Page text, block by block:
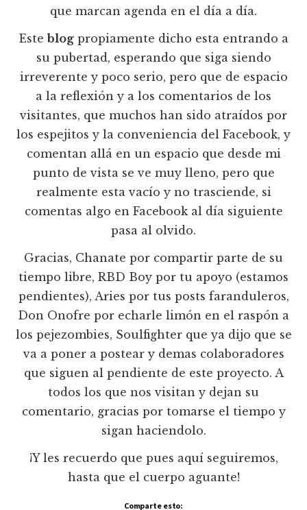
que marcan agenda en el día a día.
Esteblogpropiamente dicho esta entrando a
su pubertad, esperando que siga siendo
irreverente y poco serio, pero que de espacio
a la reflexión y a los comentarios de los
visitantes, que muchos han sido atraídos por
los espejitos y la conveniencia del Facebook, y
comentan allá en un espacio que desde mi
punto de vista se ve muy lleno, pero que
realmente esta vacío y no trasciende, si
comentas algo en Facebook al día siguiente
pasa al olvido.
Gracias, Chanate por compartir parte de su
tiempo libre, RBD Boy por tu apoyo (estamos
pendientes), Aries por tus posts faranduleros,
Don Onofre por echarle limón en el raspón a
los pejezombies, Soulfighter que ya dijo que se
va a poner a postear y demas colaboradores
que siguen al pendiente de este proyecto. A
todos los que nos visitan y dejan su
comentario, gracias por tomarse el tiempo y
sigan haciendolo.
¡Y les recuerdo que pues aquí seguiremos,
hasta que el cuerpo aguante!
Comparte esto: